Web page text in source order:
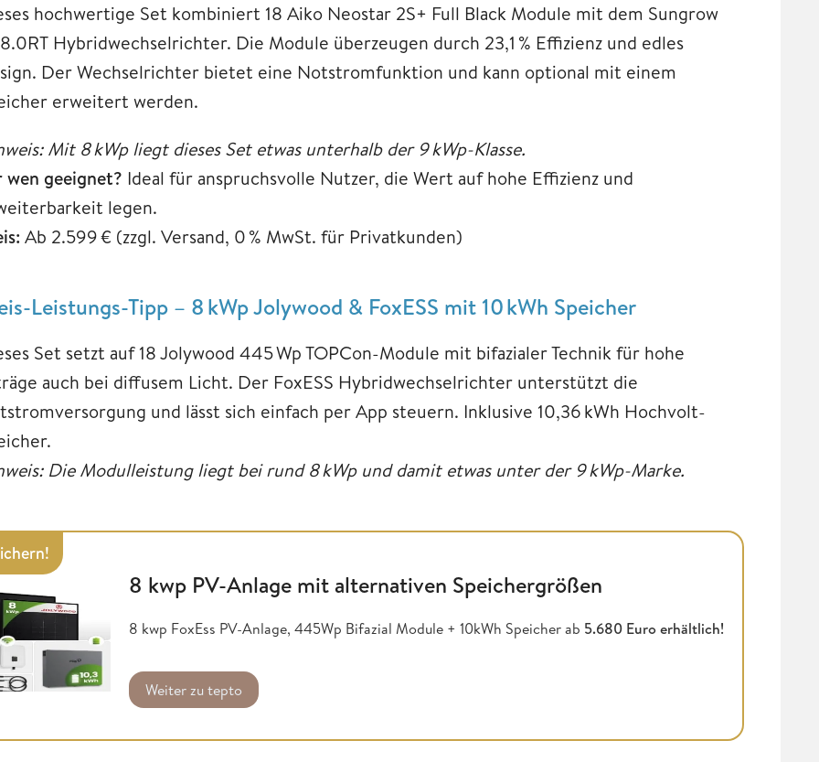
hochwertige Set kombiniert 18 Aiko Neostar 2S+ Full Black Module mit dem Sungrow
Hybridwechselrichter. Die Module überzeugen durch 23,1 % Effizienz und edles
Der Wechselrichter bietet eine Notstromfunktion und kann optional mit einem
erweitert werden.
Mit 8 kWp liegt dieses Set etwas unterhalb der 9 kWp-Klasse.
wen geeignet? Ideal für anspruchsvolle Nutzer, die Wert auf hohe Effizienz und
legen.
Ab 2.599 € (zzgl. Versand, 0 % MwSt. für Privatkunden)
Leistungs-Tipp – 8 kWp Jolywood & FoxESS mit 10 kWh Speicher
Set setzt auf 18 Jolywood 445 Wp TOPCon-Module mit bifazialer Technik für hohe
auch bei diffusem Licht. Der FoxESS Hybridwechselrichter unterstützt die
und lässt sich einfach per App steuern. Inklusive 10,36 kWh Hochvolt-
Die Modulleistung liegt bei rund 8 kWp und damit etwas unter der 9 kWp-Marke.
8 kwp PV-Anlage mit alternativen Speichergrößen
8 kwp FoxEss PV-Anlage, 445Wp Bifazial Module + 10kWh Speicher ab 5.680 Euro erhältlich!
Weiter zu tepto